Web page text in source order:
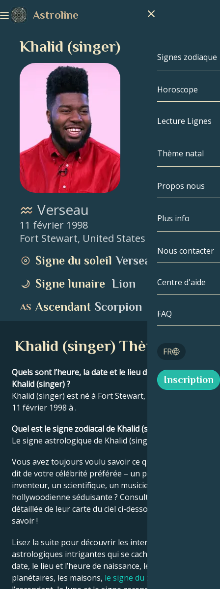
Astroline
Signes zodiaque
Signes
Capricorne
Poissons
Bélier
Taureau
Cancer
Lion
Vierge
Sagittaire
Horoscope
Lecture Lignes
Thème natal
Thème natal
Célébrités
Propos nous
Plus info
Compatibilité
Tarot
Nombres
Nous contacter
Centre d'aide
FAQ
FR
English
Inscription
Khalid (singer)
Verseau
11 février 1998
Fort Stewart, United States
Signe du soleil Verseau
Signe lunaire Lion
Ascendant Scorpion
Khalid (singer) Thème natal
Quels sont l’heure, la date et le lieu de naissance de
Khalid (singer) ?
Khalid (singer) est né à Fort Stewart, United States le
11 février 1998 à .
Quel est le signe zodiacal de Khalid (singer) ?
Le signe astrologique de Khalid (singer) est Verseau.
Vous avez toujours voulu savoir ce que l’astrologie
dit de votre célébrité préférée – un politicien, un
inventeur, un scientifique, un musicien ou une star
hollywoodienne séduisante ? Consultez l’analyse
détaillée de leur carte du ciel ci-dessous pour le
savoir !
Lisez la suite pour découvrir les interprétations
astrologiques intrigantes qui se cachent derrière la
date, le lieu et l’heure de naissance, les positions
planétaires, les maisons, le signe du zodiaque